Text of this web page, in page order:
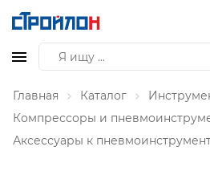
Главная Каталог
Компрессоры и
Аксессуары к